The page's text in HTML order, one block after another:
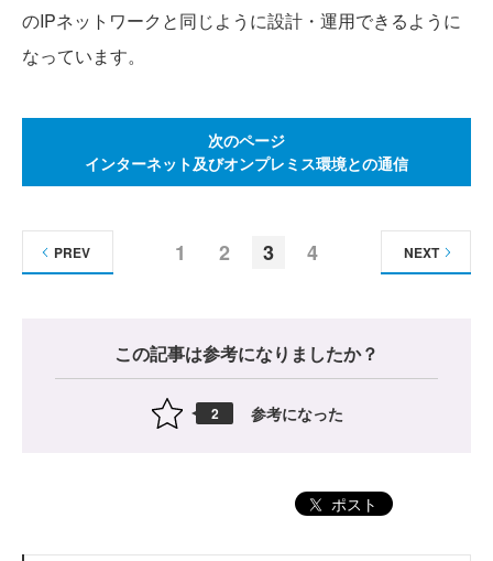
のIPネットワークと同じように設計・運用できるように
なっています。
次のページ
インターネット及びオンプレミス環境との通信
1 2 3 4
PREV NEXT
この記事は参考になりましたか？
2 参考になった
ポスト